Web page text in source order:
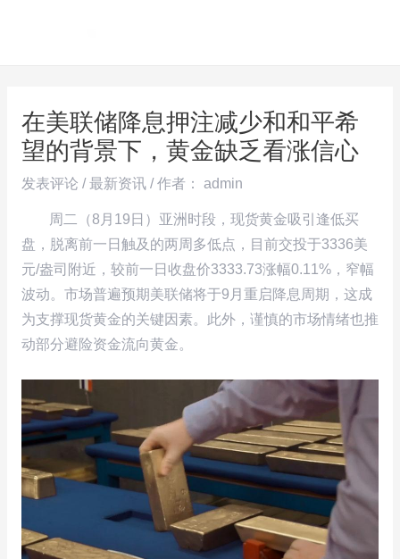
在美联储降息押注减少和和平希
望的背景下，黄金缺乏看涨信心
发表评论 /最新资讯/ 作者： admin
周二（8月19日）亚洲时段，现货黄金吸引逢低买
盘，脱离前一日触及的两周多低点，目前交投于3336美
元/盎司附近，较前一日收盘价3333.73涨幅0.11%，窄幅
波动。市场普遍预期美联储将于9月重启降息周期，这成
为支撑现货黄金的关键因素。此外，谨慎的市场情绪也推
动部分避险资金流向黄金。